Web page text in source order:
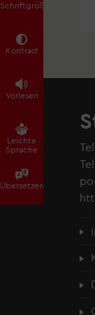
Schrift­größe
Kontrast
Vorlesen
Leichte
Sprache
Übersetzen